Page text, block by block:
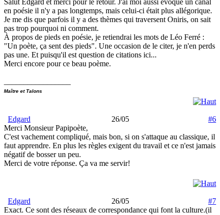
Salut Edgard et merci pour le retour. J'ai moi aussi évoqué un canal
en poésie il n'y a pas longtemps, mais celui-ci était plus allégorique.
Je me dis que parfois il y a des thèmes qui traversent Oniris, on sait
pas trop pourquoi ni comment.
À propos de pieds en poésie, je retiendrai les mots de Léo Ferré :
"Un poète, ça sent des pieds". Une occasion de le citer, je n'en perds
pas une. Et puisqu'il est question de citations ici...
Merci encore pour ce beau poème.
Maître et Talons
Edgard 26/05
#6
Merci Monsieur Papipoète,
C'est vachement compliqué, mais bon, si on s'attaque au classique, il
faut apprendre. En plus les règles exigent du travail et ce n'est jamais
négatif de bosser un peu.
Merci de votre réponse. Ça va me servir!
Edgard 26/05
#7
Exact. Ce sont des réseaux de correspondance qui font la culture.(il